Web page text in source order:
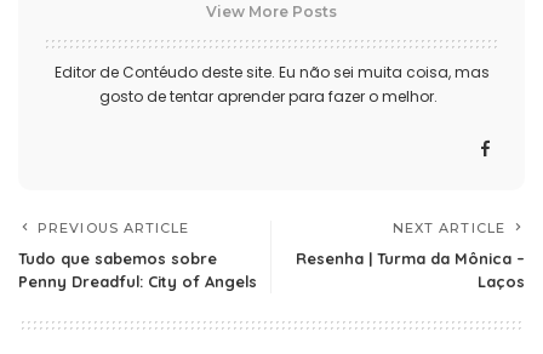
View More Posts
Editor de Contéudo deste site. Eu não sei muita coisa, mas
gosto de tentar aprender para fazer o melhor.
PREVIOUS ARTICLE
Tudo que sabemos sobre
Penny Dreadful: City of Angels
NEXT ARTICLE
Resenha | Turma da Mônica –
Laços